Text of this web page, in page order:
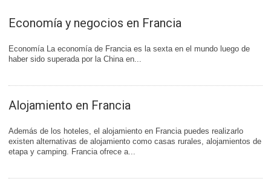
Economía y negocios en Francia
Economía La economía de Francia es la sexta en el mundo luego de
haber sido superada por la China en...
Alojamiento en Francia
Además de los hoteles, el alojamiento en Francia puedes realizarlo
existen alternativas de alojamiento como casas rurales, alojamientos de
etapa y camping. Francia ofrece a...